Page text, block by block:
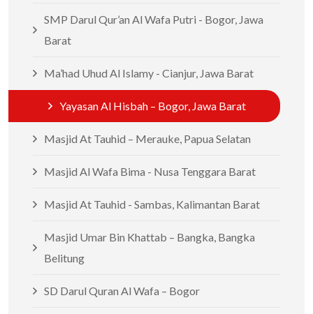
SMP Darul Qur’an Al Wafa Putri - Bogor, Jawa
Barat
Ma’had Uhud Al Islamy - Cianjur, Jawa Barat
Yayasan Al Hisbah – Bogor, Jawa Barat
Masjid At Tauhid – Merauke, Papua Selatan
Masjid Al Wafa Bima - Nusa Tenggara Barat
Masjid At Tauhid - Sambas, Kalimantan Barat
Masjid Umar Bin Khattab – Bangka, Bangka
Belitung
SD Darul Quran Al Wafa – Bogor